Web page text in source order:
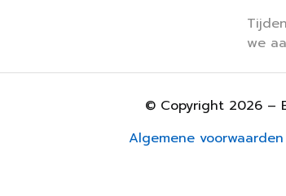
we
© Copyright 2026 –
Algemene voorwaarden